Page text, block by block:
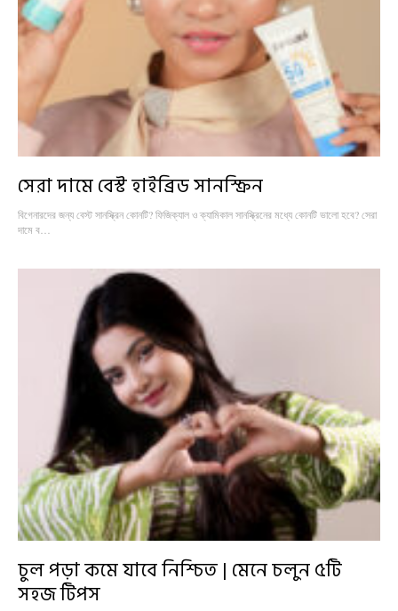
সেরা দামে বেস্ট হাইব্রিড সানস্ক্রিন
বিগেনারদের জন্য বেস্ট সানস্ক্রিন কোনটি? ফিজিক্যাল ও ক্যামিকাল সানস্ক্রিনের মধ্যে কোনটি ভালো হবে? সেরা
দামে ব…
চুল পড়া কমে যাবে নিশ্চিত | মেনে চলুন ৫টি
সহজ টিপস